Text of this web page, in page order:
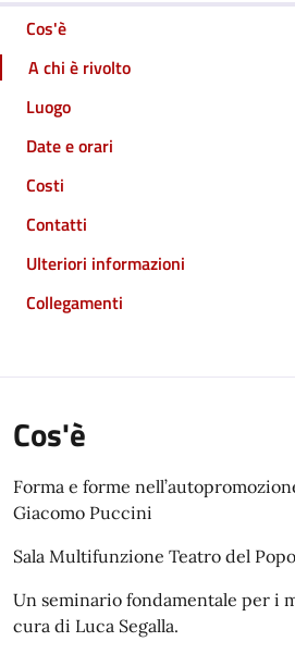
Cos'è
A chi è rivolto
Luogo
Date e orari
Costi
Contatti
Ulteriori informazioni
Collegamenti
Cos'è
Forma e forme
Giacomo Puccini
Sala Multifunzione Teatro del
Un seminario fondamentale per i
cura di Luca Segalla.